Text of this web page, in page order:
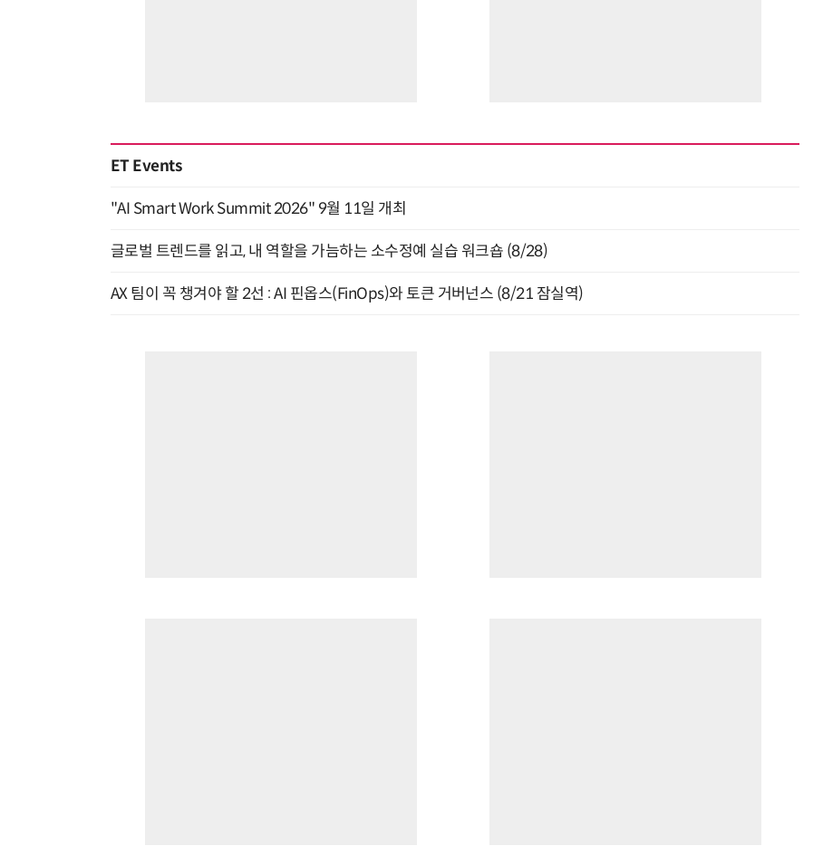
ET Events
"AI Smart Work Summit 2026" 9월 11일 개최
글로벌 트렌드를 읽고, 내 역할을 가늠하는 소수정예 실습 워크숍 (8/28)
AX 팀이 꼭 챙겨야 할 2선 : AI 핀옵스(FinOps)와 토큰 거버넌스 (8/21 잠실역)